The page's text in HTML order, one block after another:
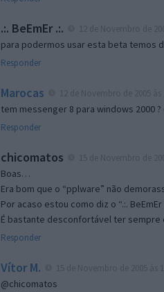
.:. BeEmEr .:.
para podermos usar esta beta temos
Responder
Marocas
tem messenger 8 para windows 2000
Responder
chicomatos
Boas…
Era bom que o “pplware” não
Por acaso estou como diz o “.:.
É bastante desconfortável ter sempre
Responder
Vítor M.
@chicomatos